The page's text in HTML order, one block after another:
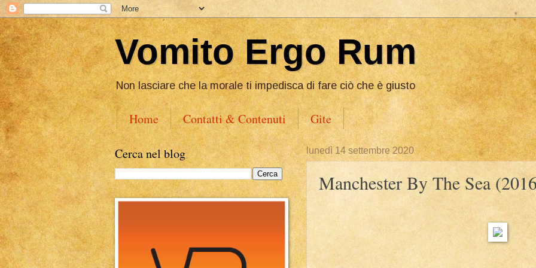
Vomito Ergo Rum
Non lasciare che la morale ti impedisca di fare ciò che è giusto
Home Contatti & Contenuti Gite
lunedì 14 settembre 2020
Manchester By The Sea
Cerca nel blog